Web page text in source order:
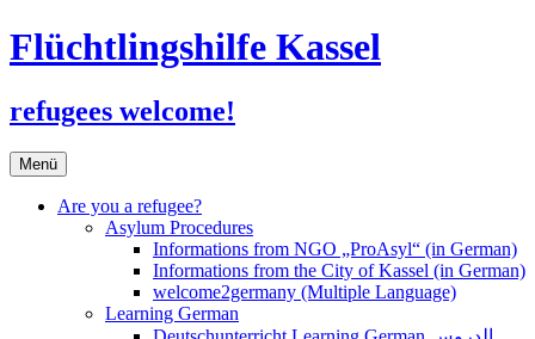
Flüchtlingshilfe Kassel
refugees welcome!
Menü Zum
Inhalt
springen
Are you a refugee?
Asylum Procedures
Informations from NGO „ProAsyl“ (in German)
Informations from the City of Kassel (in German)
welcome2germany (Multiple Language)
Learning German